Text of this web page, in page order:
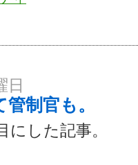
日
制官も。
にした記事。